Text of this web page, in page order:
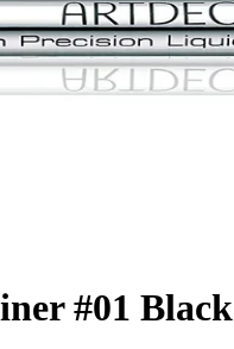
#01 Black